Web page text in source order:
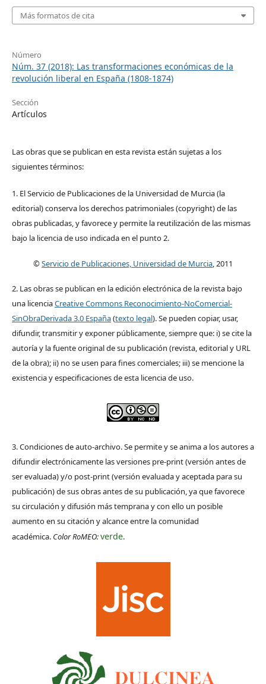
Más formatos de cita
Número
Núm. 37 (2018): Las transformaciones económicas de la
revolución liberal en España (1808-1874)
Sección
Artículos
Las obras que se publican en esta revista están sujetas a los
siguientes términos:
1. El Servicio de Publicaciones de la Universidad de Murcia (la
editorial) conserva los derechos patrimoniales (copyright) de las
obras publicadas, y favorece y permite la reutilización de las mismas
bajo la licencia de uso indicada en el punto 2.
©Servicio de Publicaciones, Universidad de Murcia, 2011
2. Las obras se publican en la edición electrónica de la revista bajo
una licenciaCreative Commons Reconocimiento-NoComercial-
SinObraDerivada 3.0 España(texto legal). Se pueden copiar, usar,
difundir, transmitir y exponer públicamente, siempre que: i) se cite la
autoría y la fuente original de su publicación (revista, editorial y URL
de la obra); ii) no se usen para fines comerciales; iii) se mencione la
existencia y especificaciones de esta licencia de uso.
3. Condiciones de auto-archivo. Se permite y se anima a los autores a
difundir electrónicamente las versiones pre-print (versión antes de
ser evaluada) y/o post-print (versión evaluada y aceptada para su
publicación) de sus obras antes de su publicación, ya que favorece
su circulación y difusión más temprana y con ello un posible
aumento en su citación y alcance entre la comunidad
académica. Color RoMEO:verde.